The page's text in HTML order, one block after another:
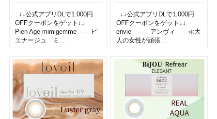
↓↓公式アプリDLで1.000円
OFFクーポンをゲット↓↓
Pien Age mimigemme ― ピ
エナージュ ミ...
↓↓公式アプリDLで1.000円
OFFクーポンをゲット↓↓
envie ― アンヴィ ―≪大
人の女性が頑張...